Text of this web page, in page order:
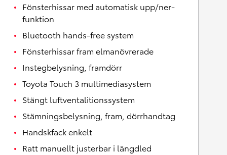
Fönsterhissar med automatisk upp/ner-
funktion
Bluetooth hands-free system
Fönsterhissar fram elmanövrerade
Instegbelysning, framdörr
Toyota Touch 3 multimediasystem
Stängt luftventalitionssystem
Stämningsbelysning, fram, dörrhandtag
Handskfack enkelt
Ratt manuellt justerbar i längdled